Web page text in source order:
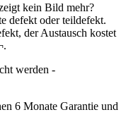
kein Bild mehr?
defekt oder teildefekt.
der Austausch kostet
6 Monate Garantie und